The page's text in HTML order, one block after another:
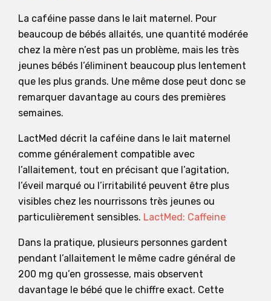
La caféine passe dans le lait maternel. Pour
beaucoup de bébés allaités, une quantité modérée
chez la mère n’est pas un problème, mais les très
jeunes bébés l’éliminent beaucoup plus lentement
que les plus grands. Une même dose peut donc se
remarquer davantage au cours des premières
semaines.
LactMed décrit la caféine dans le lait maternel
comme généralement compatible avec
l’allaitement, tout en précisant que l’agitation,
l’éveil marqué ou l’irritabilité peuvent être plus
visibles chez les nourrissons très jeunes ou
particulièrement sensibles. LactMed: Caffeine
Dans la pratique, plusieurs personnes gardent
pendant l’allaitement le même cadre général de
200 mg qu’en grossesse, mais observent
davantage le bébé que le chiffre exact. Cette